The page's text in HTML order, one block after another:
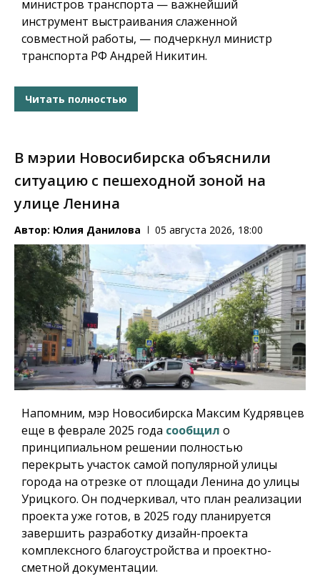
министров транспорта — важнейший
инструмент выстраивания слаженной
совместной работы, — подчеркнул министр
транспорта РФ Андрей Никитин.
Читать полностью
В мэрии Новосибирска объяснили
ситуацию с пешеходной зоной на
улице Ленина
Автор: Юлия Данилова 05 августа 2026, 18:00
Напомним, мэр Новосибирска Максим Кудрявцев
еще в феврале 2025 года сообщил о
принципиальном решении полностью
перекрыть участок самой популярной улицы
города на отрезке от площади Ленина до улицы
Урицкого. Он подчеркивал, что план реализации
проекта уже готов, в 2025 году планируется
завершить разработку дизайн-проекта
комплексного благоустройства и проектно-
сметной документации.